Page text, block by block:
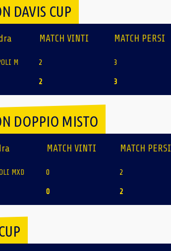
DAVIS CUP
MATCH VINTI MATCH PERSI
M 2 3
2 3
DOPPIO MISTO
MATCH VINTI MATCH PERSI
MXD 0 2
0 2